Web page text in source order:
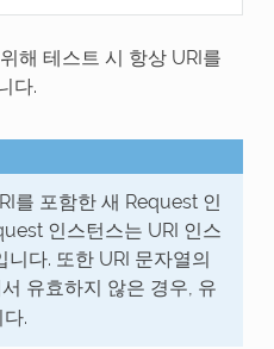
해 테스트 시 항상 URI를
다.
를 포함한 새 Request 인
인스턴스는 URI 인스
다. 또한 URI 문자열의
유효하지 않은 경우, 유
.